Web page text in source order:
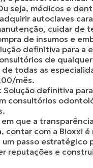
seja, médicos e
autoclaves
cuidar de
de insumos e
definitiva para a
de qualquer
todas as
mês.
definitiva
consultórios
que a
contar com a Bioxxi é
um passo estratégico
reputações e